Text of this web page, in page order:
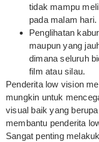
tidak mampu
pada malam hari.
Penglihatan
maupun yang
dimana seluruh
film atau silau.
Penderita low vision
mungkin untuk
visual baik yang
membantu penderita
Sangat penting